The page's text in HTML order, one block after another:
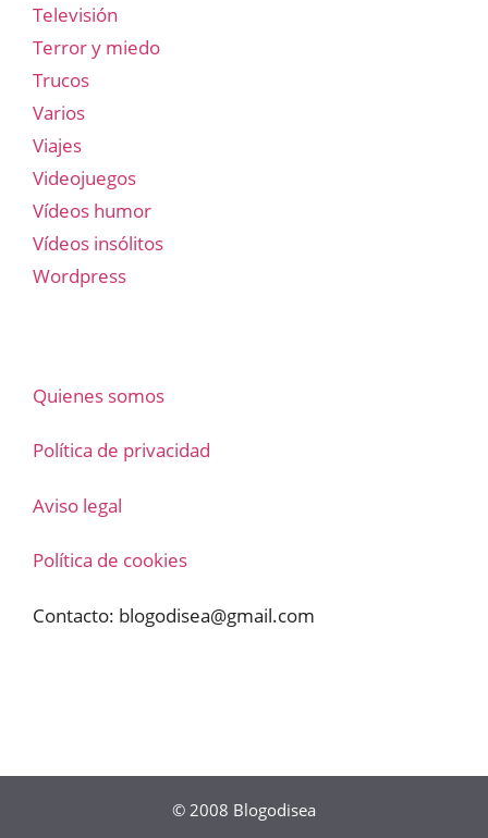
Televisión
Terror y miedo
Trucos
Varios
Viajes
Videojuegos
Vídeos humor
Vídeos insólitos
Wordpress
Quienes somos
Política de privacidad
Aviso legal
Política de cookies
Contacto: blogodisea@gmail.com
© 2008 Blogodisea